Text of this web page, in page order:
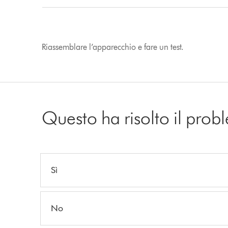
Riassemblare l’apparecchio e fare un test.
Questo ha risolto il
Sì
No